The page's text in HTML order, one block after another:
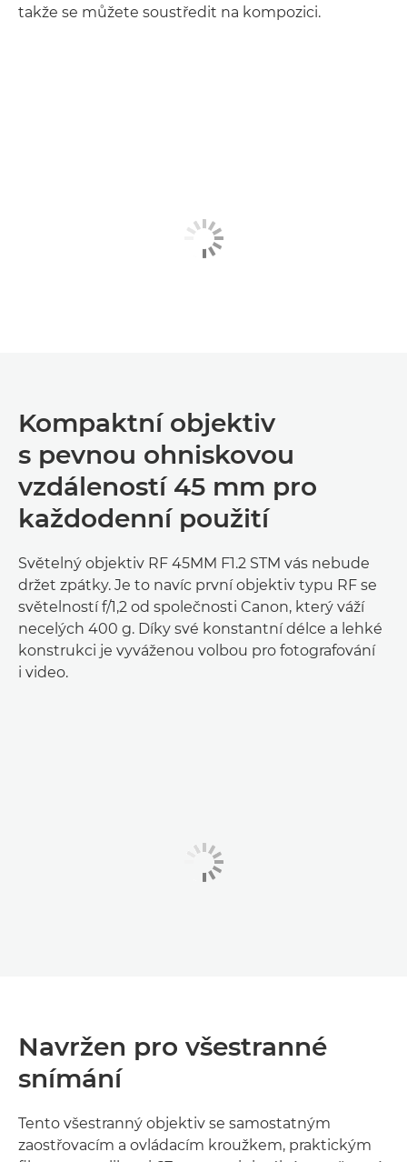
takže se můžete soustředit na kompozici.
Kompaktní objektiv
s pevnou ohniskovou
vzdáleností 45 mm pro
každodenní použití
Světelný objektiv RF 45MM F1.2 STM vás nebude
držet zpátky. Je to navíc první objektiv typu RF se
světelností f/1,2 od společnosti Canon, který váží
necelých 400 g. Díky své konstantní délce a lehké
konstrukci je vyváženou volbou pro fotografování
i video.
Navržen pro všestranné
snímání
Tento všestranný objektiv se samostatným
zaostřovacím a ovládacím kroužkem, praktickým